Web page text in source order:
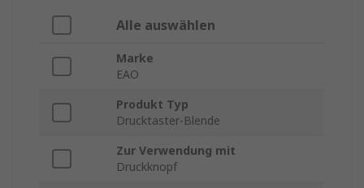
Alle auswählen
Marke
EAO
Produkt Typ
Drucktaster-Blende
Zur Verwendung mit
Druckknopf